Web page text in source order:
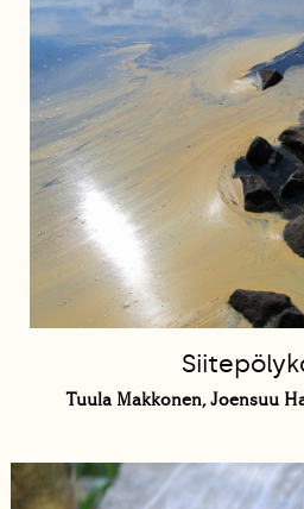
Tuula Makkonen, Joensuu